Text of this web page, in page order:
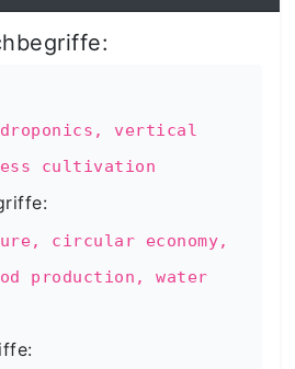
vertical
cultivation
circular economy,
production, water